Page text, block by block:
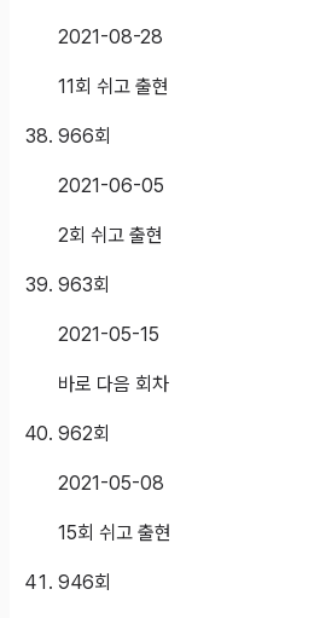
2021-08-28
11회 쉬고 출현
966회
2021-06-05
2회 쉬고 출현
963회
2021-05-15
바로 다음 회차
962회
2021-05-08
15회 쉬고 출현
946회